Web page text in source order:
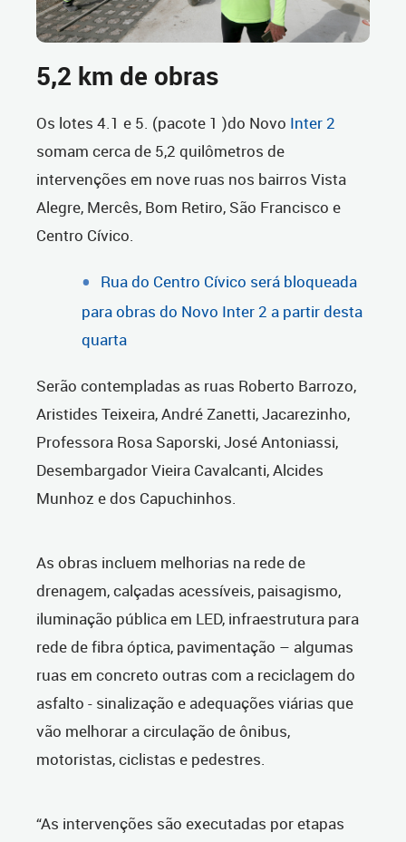
5,2 km de obras
Os lotes 4.1 e 5. (pacote 1 )do Novo Inter 2
somam cerca de 5,2 quilômetros de
intervenções em nove ruas nos bairros Vista
Alegre, Mercês, Bom Retiro, São Francisco e
Centro Cívico.
Rua do Centro Cívico será bloqueada
para obras do Novo Inter 2 a partir desta
quarta
Serão contempladas as ruas Roberto Barrozo,
Aristides Teixeira, André Zanetti, Jacarezinho,
Professora Rosa Saporski, José Antoniassi,
Desembargador Vieira Cavalcanti, Alcides
Munhoz e dos Capuchinhos.
As obras incluem melhorias na rede de
drenagem, calçadas acessíveis, paisagismo,
iluminação pública em LED, infraestrutura para
rede de fibra óptica, pavimentação – algumas
ruas em concreto outras com a reciclagem do
asfalto - sinalização e adequações viárias que
vão melhorar a circulação de ônibus,
motoristas, ciclistas e pedestres.
“As intervenções são executadas por etapas